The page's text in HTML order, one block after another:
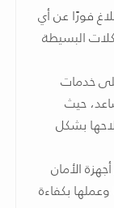
فورًا عن أي
البسيطة
خدمات
حيث
بشكل
الأمان
بكفاءة